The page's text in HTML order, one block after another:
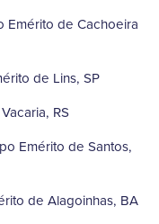
Emérito de Cachoeira
de Lins, SP
RS
Emérito de Santos,
de Alagoinhas, BA